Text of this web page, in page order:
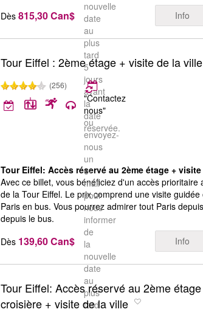
nouvelle
date
au
plus
tard
5
jours
avant
la
date
réservée.
Dès 815,30 Can$ Info
Tour Eiffel : 2ème étage + visite de la ville
(256)
"Contactez
nous"
ou
envoyez-
nous
un
e-
mail
pour
nous
informer
de
la
nouvelle
date
au
plus
tard
Tour Eiffel: Accès réservé au 2ème étage +
Avec ce billet, vous bénéficiez d'un accès prioritaire
de la Tour Eiffel. Le prix comprend une visite
Paris en bus. Vous pourrez admirer tout Paris
depuis le bus.
Dès 139,60 Can$ Info
Tour Eiffel: Accès réservé au 2ème
croisière + visite de la ville